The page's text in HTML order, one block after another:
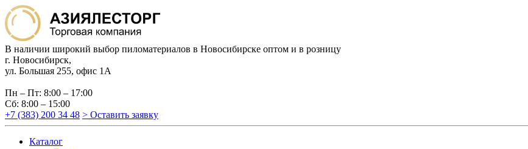
В наличии широкий выбор пиломатериалов в Новосибирске оптом и в розницу
г. Новосибирск,
ул. Большая 255, офис 1А
Пн – Пт: 8:00 – 17:00
Сб: 8:00 – 15:00
+7 (383) 200 34 48 > Оставить заявку
Каталог